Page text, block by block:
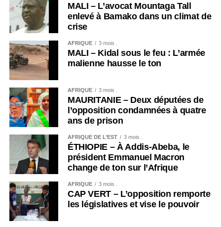
MALI – L’avocat Mountaga Tall
enlevé à Bamako dans un climat de
crise
AFRIQUE 3 mois .
MALI – Kidal sous le feu : L’armée
malienne hausse le ton
AFRIQUE 3 mois .
MAURITANIE – Deux députées de
l’opposition condamnées à quatre
ans de prison
AFRIQUE DE L’EST 3 mois .
ÉTHIOPIE – À Addis-Abeba, le
président Emmanuel Macron
change de ton sur l’Afrique
AFRIQUE 3 mois .
CAP VERT – L’opposition remporte
les législatives et vise le pouvoir